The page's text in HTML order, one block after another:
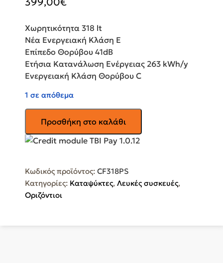
Χωρητικότητα 318 lt
Νέα Ενεργειακή Κλάση E
Επίπεδο Θορύβου 41dB
Ετήσια Κατανάλωση Ενέργειας 263 kWh/y
Ενεργειακή Κλάση Θορύβου C
1 σε απόθεμα
PRINCESS
ΚΑΤΑΨΥΚΤΗΣ
ΜΠΑΟΥΛΟ
Προσθήκη στο καλάθι
Κωδικός προϊόντος: CF318PS
Κατηγορίες: Καταψύκτες, Λευκές συσκευές,
Οριζόντιοι